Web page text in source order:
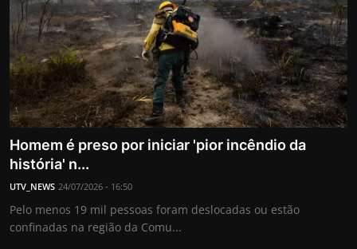
Homem é preso por iniciar 'pior incêndio da
história' n...
UTV_NEWS 24/07/2026 - 16:50
Pelo menos 19 mil pessoas foram deslocadas ou estão
confinadas na região da Comu...